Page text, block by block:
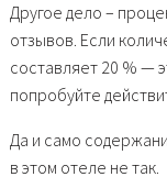
Другое дело –
отзывов. Если
составляет 20 % —
попробуйте
Да и само
в этом отеле не так.